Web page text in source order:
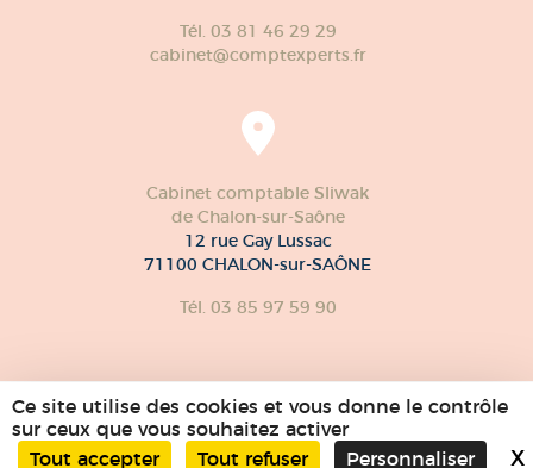
Ce site utilise des cookies et vous donne le contrôle
sur ceux que vous souhaitez activer
Tout accepter
Tout refuser Personnaliser X
Tél. 03 81 46 29 29
cabinet@comptexperts.fr
Cabinet comptable Sliwak
de Chalon-sur-Saône
12 rue Gay Lussac
71100 CHALON-sur-SAÔNE
Tél. 03 85 97 59 90